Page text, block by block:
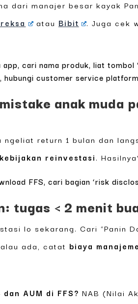
dari manajer besar kayak
atau Bibit
. Juga cek
cari nama produk, liat tombol
hubungi customer service
anak muda
ngeliat return 1 bulan dan
reinvestasi.
FFS, cari bagian ‘risk
tugas < 2 menit
lo sekarang. Cari “Panin
ada, catat biaya
AUM di FFS? NAB (Nilai